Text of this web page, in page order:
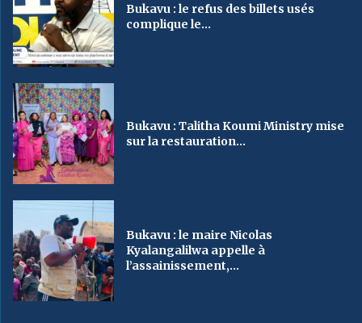
Bukavu : le refus des billets usés
complique le...
Bukavu : Talitha Koumi Ministry mise
sur la restauration...
Bukavu : le maire Nicolas
Kyalangalilwa appelle à
l’assainissement,...